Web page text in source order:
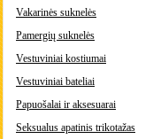
Vakarinės suknelės
Pamergių suknelės
Vestuviniai kostiumai
Vestuviniai bateliai
Papuošalai ir aksesuarai
Seksualus apatinis trikotažas